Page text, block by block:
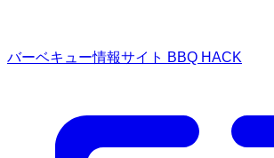
バーベキュー情報サイト BBQ HACK